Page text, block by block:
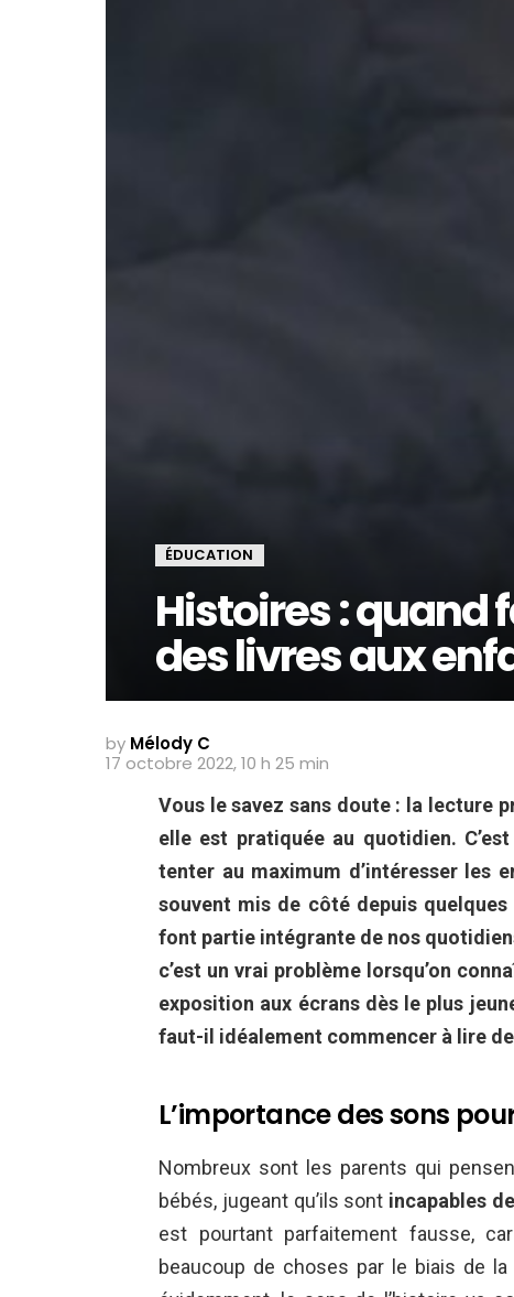
ÉDUCATION
Histoires :
des livres aux
by Mélody C
17 octobre 2022, 10 h 25 min
Vous le savez sans doute : la lecture
elle est pratiquée au quotidien.
tenter au maximum d’intéresser les
souvent mis de côté depuis
font partie intégrante de nos
c’est un vrai problème lorsqu’on
exposition aux écrans dès le plus
faut-il idéalement commencer à lire
L’importance des sons
Nombreux sont les parents qui
bébés, jugeant qu’ils sont incapables
est pourtant parfaitement fausse,
beaucoup de choses par le biais de